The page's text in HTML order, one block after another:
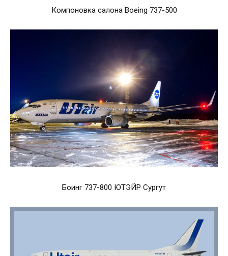
Компоновка салона Boeing 737-500
Боинг 737-800 ЮТЭЙР Сургут